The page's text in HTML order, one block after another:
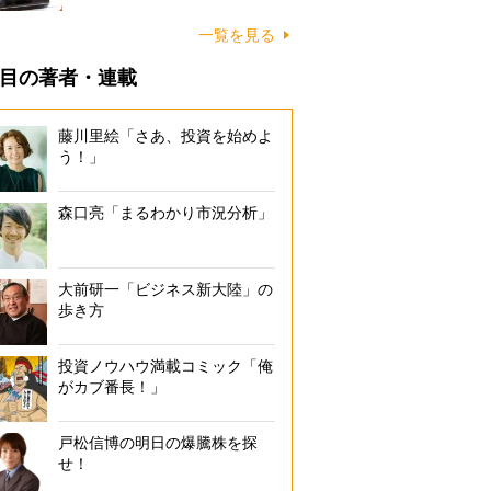
一覧を見る
の著者・連載
藤川里絵「さあ、投資を始めよ
う！」
森口亮「まるわかり市況分析」
大前研一「ビジネス新大陸」の
歩き方
投資ノウハウ満載コミック「俺
がカブ番長！」
戸松信博の明日の爆騰株を探
せ！